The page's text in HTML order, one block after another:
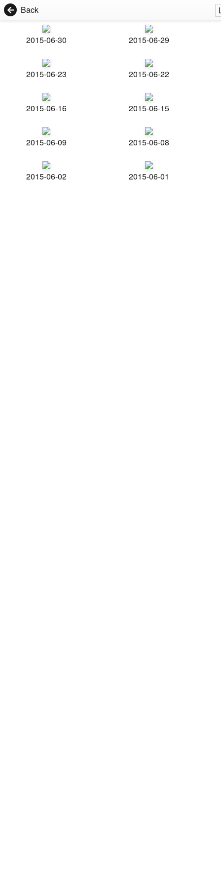
Back
2015-06-30 2015-06-29
2015-06-23 2015-06-22
2015-06-16 2015-06-15
2015-06-09 2015-06-08
2015-06-02 2015-06-01